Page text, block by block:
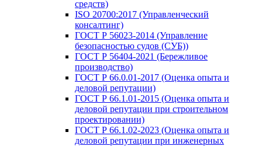
средств)
ISO 20700:2017 (Управленческий
консалтинг)
ГОСТ Р 56023-2014 (Управление
безопасностью судов (СУБ))
ГОСТ Р 56404-2021 (Бережливое
производство)
ГОСТ Р 66.0.01-2017 (Оценка опыта и
деловой репутации)
ГОСТ Р 66.1.01-2015 (Оценка опыта и
деловой репутации при строительном
проектировании)
ГОСТ Р 66.1.02-2023 (Оценка опыта и
деловой репутации при инженерных